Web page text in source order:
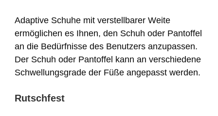
Adaptive Schuhe mit verstellbarer Weite
ermöglichen es Ihnen, den Schuh oder Pantoffel
an die Bedürfnisse des Benutzers anzupassen.
Der Schuh oder Pantoffel kann an verschiedene
Schwellungsgrade der Füße angepasst werden.
Rutschfest